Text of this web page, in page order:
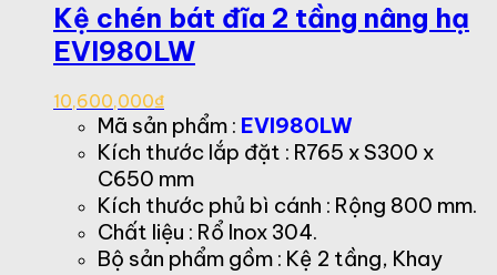
Kệ chén bát đĩa 2 tầng nâng hạ
EVI980LW
10,600,000₫
Mã sản phẩm : EVI980LW
Kích thước lắp đặt : R765 x S300 x
C650 mm
Kích thước phủ bì cánh : Rộng 800 mm.
Chất liệu : Rổ Inox 304.
Bộ sản phẩm gồm : Kệ 2 tầng, Khay